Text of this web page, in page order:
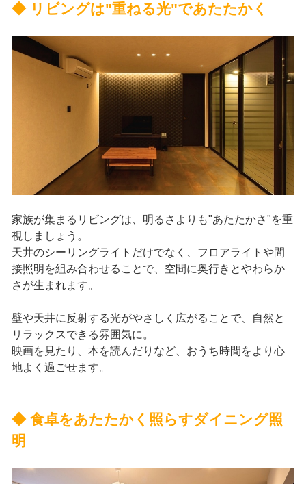
◆ リビングは"重ねる光"であたたかく
家族が集まるリビングは、明るさよりも"あたたかさ"を重
視しましょう。
天井のシーリングライトだけでなく、フロアライトや間
接照明を組み合わせることで、空間に奥行きとやわらか
さが生まれます。
壁や天井に反射する光がやさしく広がることで、自然と
リラックスできる雰囲気に。
映画を見たり、本を読んだりなど、おうち時間をより心
地よく過ごせます。
◆ 食卓をあたたかく照らすダイニング照
明